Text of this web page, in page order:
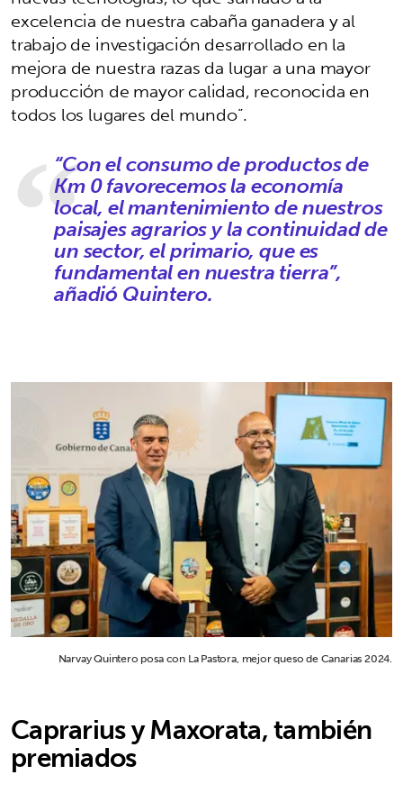
excelencia de nuestra cabaña ganadera y al
trabajo de investigación desarrollado en la
mejora de nuestra razas da lugar a una mayor
producción de mayor calidad, reconocida en
todos los lugares del mundo”.
“Con el consumo de productos de
Km 0 favorecemos la economía
local, el mantenimiento de nuestros
paisajes agrarios y la continuidad de
un sector, el primario, que es
fundamental en nuestra tierra”,
añadió Quintero.
Narvay Quintero posa con La Pastora, mejor queso de Canarias 2024.
Caprarius y Maxorata, también
premiados